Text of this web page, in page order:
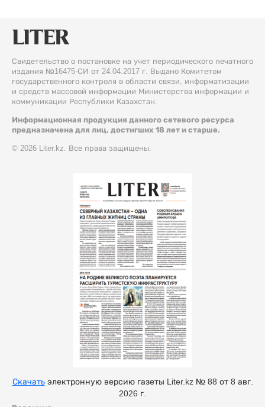
Свидетельство о постановке на учет периодического печатного
издания №16475-СИ от 24.04.2017 г. Выдано Комитетом
государственного контроля в области связи, информатизации
и средств массовой информации Министерства информации и
коммуникации Республики Казахстан.
Информационная продукция данного сетевого ресурса
предназначена для лиц, достигших 18 лет и старше.
© 2026 Liter.kz. Все права защищены.
Скачатьэлектронную версию газеты Liter.kz № 88 от 8 авг.
2026 г.